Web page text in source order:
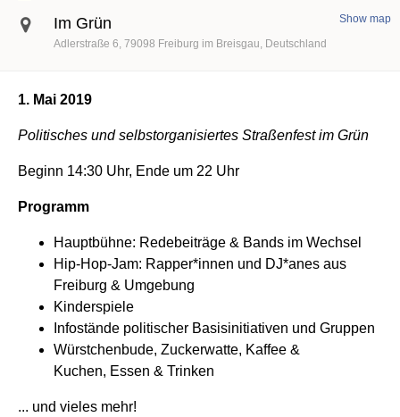
Im Grün
Adlerstraße 6 79098 Freiburg im Breisgau Deutschland
Show map
1. Mai 2019
Politisches und selbstorganisiertes Straßenfest im Grün
Beginn 14:30 Uhr, Ende um 22 Uhr
Programm
Hauptbühne: Redebeiträge & Bands im Wechsel
Hip-Hop-Jam: Rapper*innen und DJ*anes aus
Freiburg & Umgebung
Kinderspiele
Infostände politischer Basisinitiativen und Gruppen
Würstchenbude, Zuckerwatte, Kaffee &
Kuchen, Essen & Trinken
... und vieles mehr!